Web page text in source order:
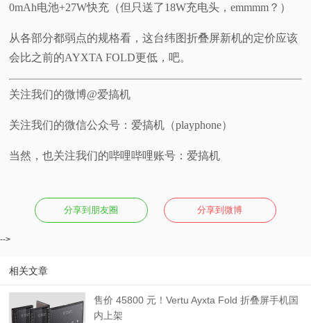
0mAh电池+27W快充（但只送了18W充电头，emmmm？）
从各部分都弱点的规格看，这台纬图折叠屏新机的定价应该
会比之前的AYXTA FOLD更低，吧。
关注我们的微博@爱搞机
关注我们的微信公众号：爱搞机（playphone）
当然，也关注我们的哔哩哔哩账号：爱搞机
分享到朋友圈 分享到微博
-->
相关文章
售价 45800 元！Vertu Ayxta Fold 折叠屏手机国
内上架